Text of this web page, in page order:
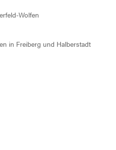
Wolfen
in Freiberg und Halberstadt